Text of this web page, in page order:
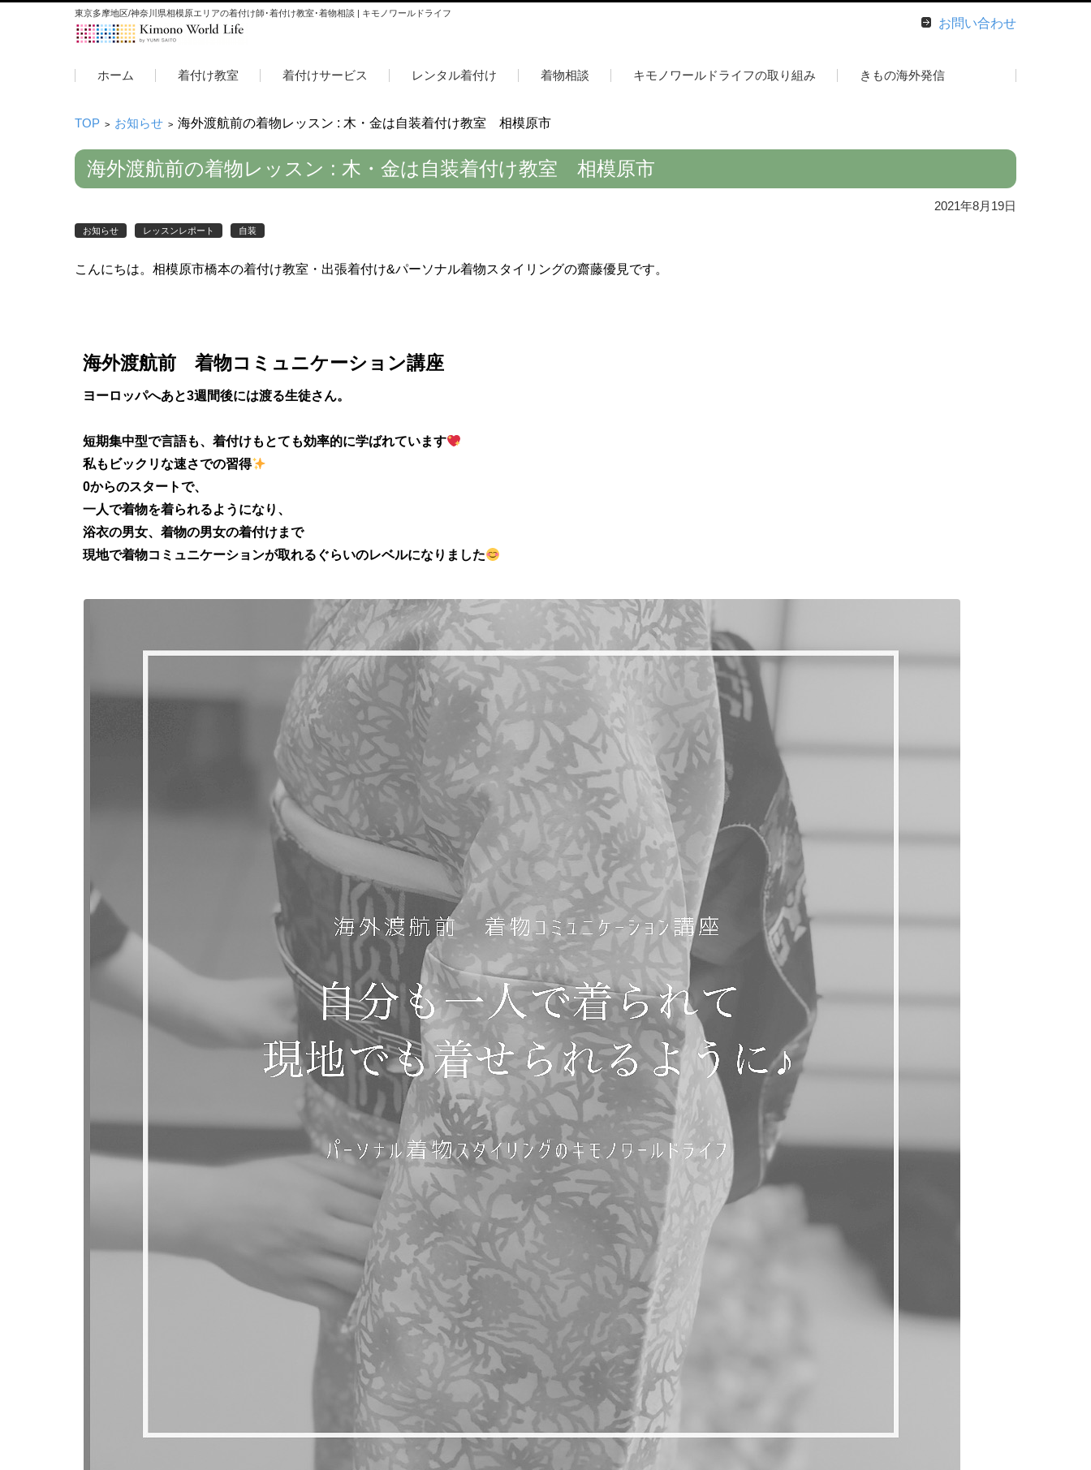
東京多摩地区/神奈川県相模原エリアの着付け師･着付け教室･着物相談 | キモノワールドライフ
お問い合わせ
ホーム
着付け教室 着付けサービス レンタル着付け 着物相談 キモノワールドライフの取り組み きもの海外発信
TOP > お知らせ > 海外渡航前の着物レッスン : 木・金は自装着付け教室 相模原市
海外渡航前の着物レッスン : 木・金は自装着付け教室 相模原市
2021年8月19日
お知らせ レッスンレポート 自装
こんにちは。相模原市橋本の着付け教室・出張着付け&パーソナル着物スタイリングの齋藤優見です。
海外渡航前 着物コミュニケーション講座
ヨーロッパへあと3週間後には渡る生徒さん。
短期集中型で言語も、着付けもとても効率的に学ばれています
私もビックリな速さでの習得
0からのスタートで、
一人で着物を着られるようになり、
浴衣の男女、着物の男女の着付けまで
現地で着物コミュニケーションが取れるぐらいのレベルになりました